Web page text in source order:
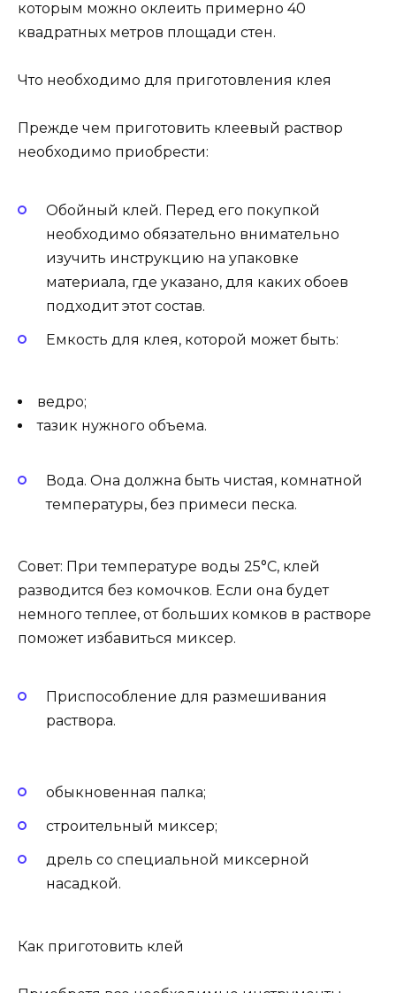
которым можно оклеить примерно 40
квадратных метров площади стен.
Что необходимо для приготовления клея
Прежде чем приготовить клеевый раствор
необходимо приобрести:
Обойный клей. Перед его покупкой
необходимо обязательно внимательно
изучить инструкцию на упаковке
материала, где указано, для каких обоев
подходит этот состав.
Емкость для клея, которой может быть:
ведро;
тазик нужного объема.
Вода. Она должна быть чистая, комнатной
температуры, без примеси песка.
Совет: При температуре воды 25°С, клей
разводится без комочков. Если она будет
немного теплее, от больших комков в растворе
поможет избавиться миксер.
Приспособление для размешивания
раствора.
обыкновенная палка;
строительный миксер;
дрель со специальной миксерной
насадкой.
Как приготовить клей